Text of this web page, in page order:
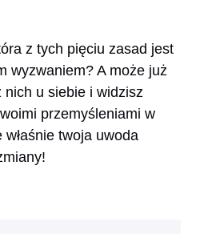
z tych pięciu zasad jest
wyzwaniem? A może już
nich u siebie i widzisz
przemyśleniami w
twoja uwoda